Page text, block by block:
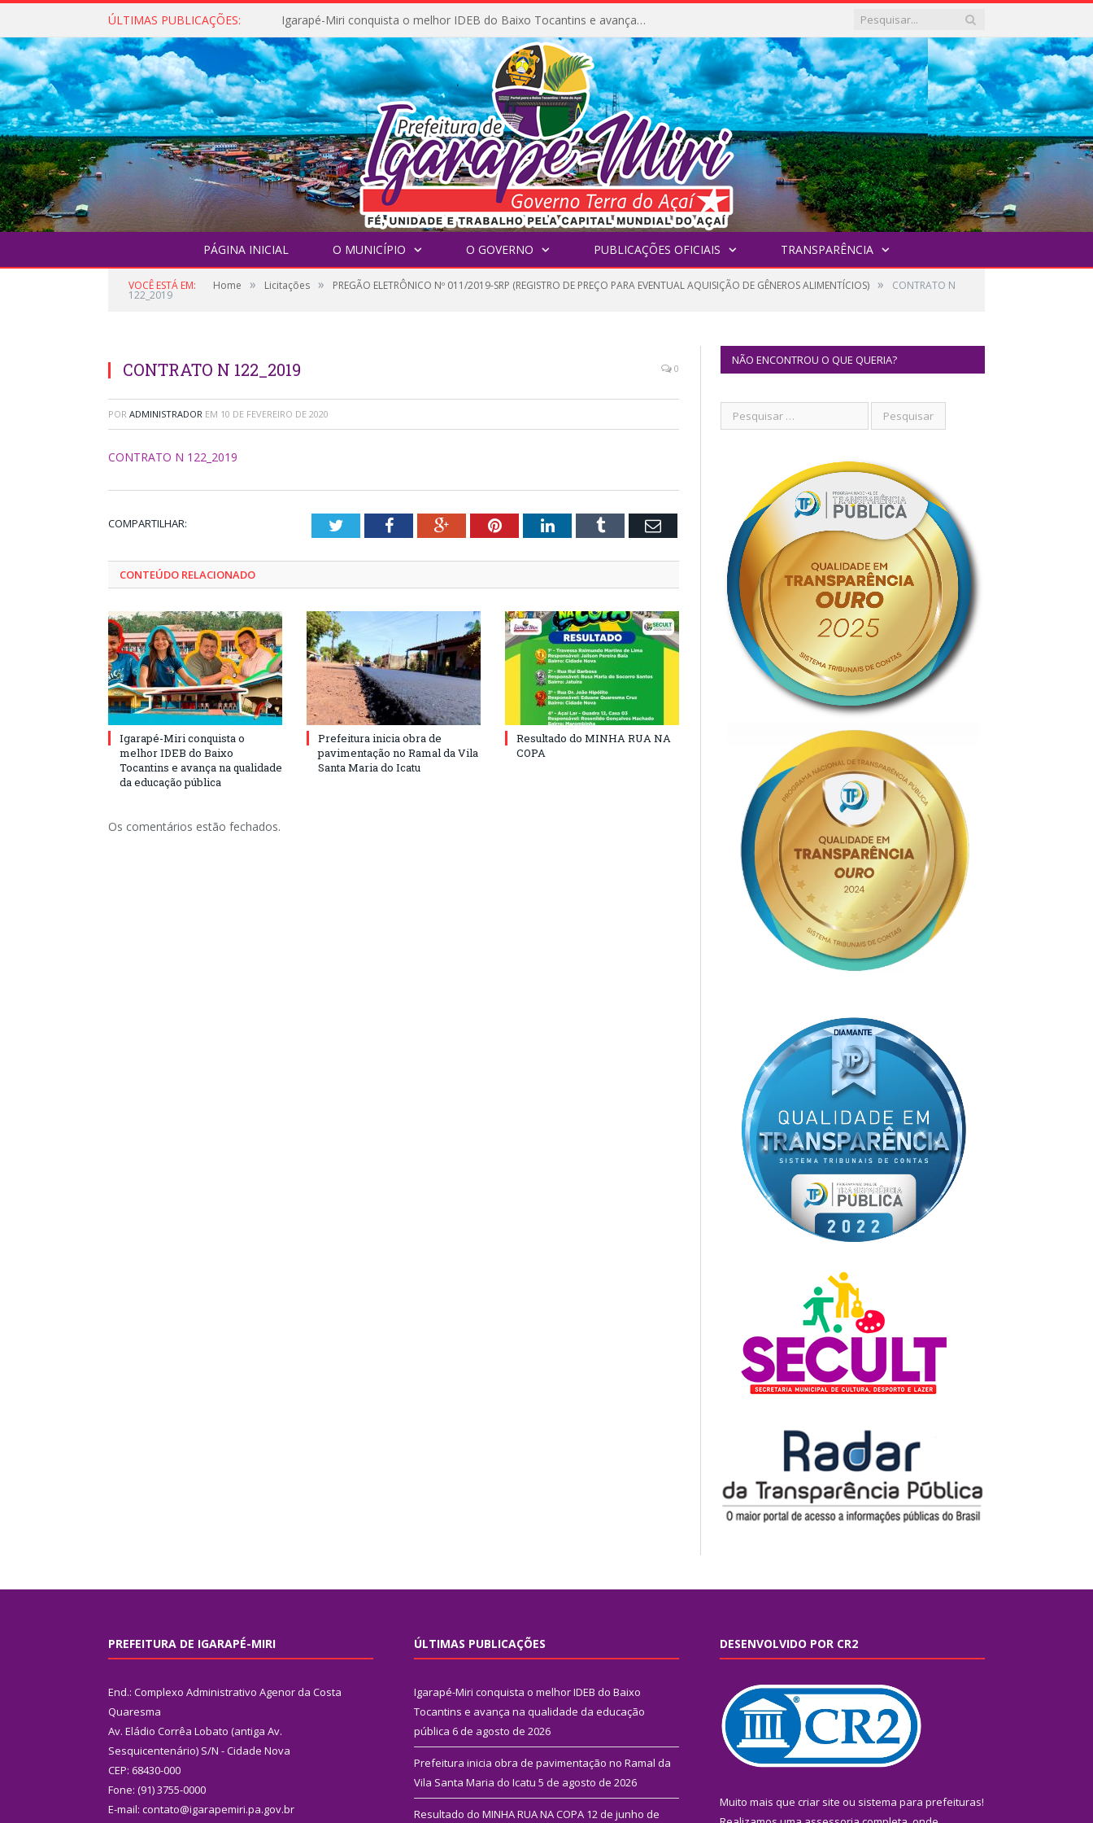
ÚLTIMAS PUBLICAÇÕES: Igarapé-Miri conquista o melhor IDEB do Baixo Tocantins e avança na qualidade da educação pública
PÁGINA INICIAL O MUNICÍPIO O GOVERNO PUBLICAÇÕES OFICIAIS TRANSPARÊNCIA
VOCÊ ESTÁ EM: Home » Licitações » PREGÃO ELETRÔNICO Nº 011/2019-SRP (REGISTRO DE PREÇO PARA EVENTUAL AQUISIÇÃO DE GÊNEROS ALIMENTÍCIOS) » CONTRATO N
122_2019
CONTRATO N 122_2019 0
POR ADMINISTRADOR EM 10 DE FEVEREIRO DE 2020
CONTRATO N 122_2019
COMPARTILHAR: TwitterFacebookGoogle+PinterestLinkedInTumblr Email
CONTEÚDO RELACIONADO
Igarapé-Miri conquista o
melhor IDEB do Baixo
Tocantins e avança na qualidade
da educação pública
Prefeitura inicia obra de
pavimentação no Ramal da Vila
Santa Maria do Icatu
Resultado do MINHA RUA NA
COPA
Os comentários estão fechados.
NÃO ENCONTROU O QUE QUERIA?
PREFEITURA DE IGARAPÉ-MIRI
End.: Complexo Administrativo Agenor da Costa
Quaresma
Av. Eládio Corrêa Lobato (antiga Av.
Sesquicentenário) S/N - Cidade Nova
CEP: 68430-000
Fone: (91) 3755-0000
E-mail: contato@igarapemiri.pa.gov.br
ÚLTIMAS PUBLICAÇÕES
Igarapé-Miri conquista o melhor IDEB do Baixo
Tocantins e avança na qualidade da educação
pública 6 de agosto de 2026
Prefeitura inicia obra de pavimentação no Ramal da
Vila Santa Maria do Icatu 5 de agosto de 2026
Resultado do MINHA RUA NA COPA 12 de junho de
DESENVOLVIDO POR CR2
Muito mais que criar site ou sistema para prefeituras!